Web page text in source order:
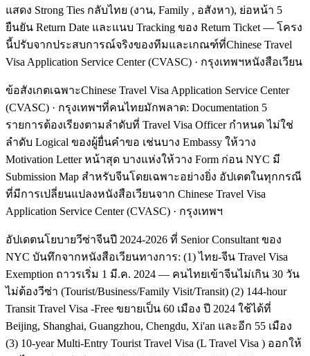
แสดง Strong Ties กลับไทย (งาน, Family , อสังหา), ย่อหน้า 5
ยืนยัน Return Date และแนบ Tracking ของ Return Ticket — โครง
นี้ปรับจากประสบการณ์จริงของทีมและเกณฑ์ที่Chinese Travel
Visa Application Service Center (CVASC) · กรุงเทพฯหนังสือเวียน
ข้อสังเกตเฉพาะChinese Travel Visa Application Service Center
(CVASC) · กรุงเทพฯที่คนไทยมักพลาด: Documentation 5
รายการต้องเรียงตามลำดับที่ Travel Visa Officer กำหนด ไม่ใช่
ลำดับ Logical ของผู้ยื่นคำขอ เช่นบาง Embassy ให้วาง
Motivation Letter หน้าสุด บางแห่งให้วาง Form ก่อน NYC มี
Submission Map สำหรับจีนโดยเฉพาะอย่างยิ่ง อัปเดตในทุกกรณี
ที่มีการเปลี่ยนแปลงหนังสือเวียนจาก Chinese Travel Visa
Application Service Center (CVASC) · กรุงเทพฯ
อัปเดตนโยบายวีซ่าจีนปี 2024-2026 ที่ Senior Consultant ของ
NYC บันทึกจากหนังสือเวียนทางการ: (1) ไทย-จีน Travel Visa
Exemption ถาวรเริ่ม 1 มี.ค. 2024 — คนไทยเข้าจีนไม่เกิน 30 วัน
ไม่ต้องวีซ่า (Tourist/Business/Family Visit/Transit) (2) 144-hour
Transit Travel Visa -Free ขยายเป็น 60 เมือง ปี 2024 ใช้ได้ที่
Beijing, Shanghai, Guangzhou, Chengdu, Xi'an และอีก 55 เมือง
(3) 10-year Multi-Entry Tourist Travel Visa (L Travel Visa ) ออกให้